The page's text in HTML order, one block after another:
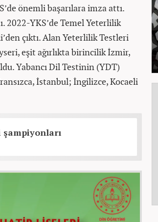
önemli başarılara imza attı.
2022-YKS’de Temel Yeterlilik
çıktı. Alan Yeterlilik Testleri
eşit ağırlıkta birincilik İzmir,
Yabancı Dil Testinin (YDT)
İstanbul; İngilizce, Kocaeli